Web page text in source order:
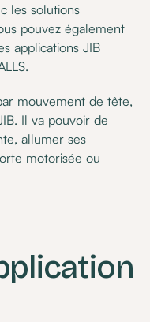
les solutions
pouvez également
applications JIB
mouvement de tête,
Il va pouvoir de
allumer ses
motorisée ou